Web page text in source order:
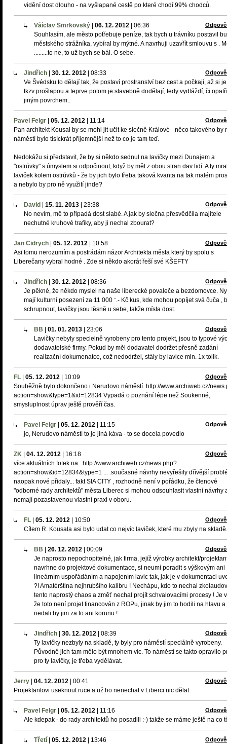
vidění dost dlouho - na vyšlapané cestě po které chodí 99% chodců.
Váíclav Smrkovský 06. 12. 2012 06:36
Souhlasím, ale město potřebuje peníze, tak bych u trávníku postavil
městského strážníka, vybíral by mýtné. A navrhuji uzavřít smlouvu s .
.........to ne, to už bych se bál. O sebe.
Jindřich 30. 12. 2012 08:33
Ve Švédsku to dělají tak, že postaví prostranství bez cest a počkají, až si
tkzv prošlapou a teprve potom je stavebně dodělají, tedy vydláždí, či opatří
jiným povrchem..
Pavel Felgr 05. 12. 2012 11:14
Pan architekt Kousal by se mohl jít učit ke slečně Králové - něco takového by
náměstí bylo tisíckrát příjemnější než to co je tam teď.
Nedokážu si představit, že by si někdo sednul na lavičky mezi Dunajem a
"ostrůvky" s úmyslem si odpočinout, když by měl z obou stran dav lidí. A ty
laviček kolem ostrůvků - že by jich bylo třeba taková kvanta na tak malém
a nebylo by pro ně využití jinde?
David 15. 11. 2013 23:38
No nevím, mě to připadá dost slabé. A jak by slečna přesvědčila majitele
nechutné kruhové trafiky, aby ji nechal zbourat?
Jan Cidrych 05. 12. 2012 10:58
Asi tomu nerozumím a postrádám názor Architekta města který by spolu s
Liberečany vybral hodné . Zde si někdo akorát řeší své KŠEFTY
Jindřich 30. 12. 2012 08:36
Je pěkné, že někdo myslel na naše liberecké povaleče a bezdomovce.
mají kulturní posezení za 11 000 ¨.- Kč kus, kde mohou popíjet svá čuča ,
schrupnout, lavičky jsou těsně u sebe, takže místa dost.
BB 01. 01. 2013 23:06
Lavičky nebyly specielně vyrobeny pro tento projekt, jsou to typové
dodavatelské firmy. Pokud by měl dodavatel dodržet přesně zadání
realizační dokumenatce, což nedodržel, stály by lavice min. 1x tolik.
FL 05. 12. 2012 10:09
Souběžně bylo dokončeno i Nerudovo náměstí. http://www.archiweb.cz/
action=show&type=1&id=12834 Vypadá o poznání lépe než Soukenné,
smysluplnost úprav ještě prověří čas.
Pavel Felgr 05. 12. 2012 11:15
jo, Nerudovo náměstí to je jiná káva - to se docela povedlo
ZK 04. 12. 2012 16:18
více aktuálních fotek na.. http://www.archiweb.cz/news.php?
action=show&id=12834&type=1 ... .současné návrhy nevyřešily dřívější
naopak nové přidaly... fakt SIA CITY , rozhodně není v pořádku, že členové
"odborné rady architektů" města Liberec si mohou odsouhlasit vlastní návrhy
nemají pozastavenou vlastní praxi v oboru.
FL 05. 12. 2012 10:50
Cílem R. Kousala asi bylo udat co nejvíc laviček, které mu zbyly na skladě.
BB 26. 12. 2012 00:09
Je naprosto nepochopitelné, jak firma, jejíž výrobky architekt/
navrhne do projektové dokumentace, si neumí poradit s výškovým ani
lineárním uspořádáním a napojením lavic tak, jak je v dokumentaci
?! Amatérština nejhrubšího kalibru ! Nechápu, kdo to nechal
tento naprostý chaos a změť nechal projít schvalovacími procesy ! Je
že toto není projet financován z ROPu, jinak by jim to hodili na hlavu a
nedali by jim za to ani korunu !
Jindřich 30. 12. 2012 08:39
Ty lavičky nezbyly na skladě, ty byly pro náměstí speciálně vyrobeny.
Původně jich tam mělo být mnohem víc. To náměstí se takto opravilo
pro ty lavičky, je třeba vydělávat.
Jerry 04. 12. 2012 00:41
Projektantovi useknout ruce a už ho nenechat v Liberci nic dělat.
Pavel Felgr 05. 12. 2012 11:16
Ale kdepak - do rady architektů ho posadili :-) takže se máme ještě na co
Třetí 05. 12. 2012 13:46